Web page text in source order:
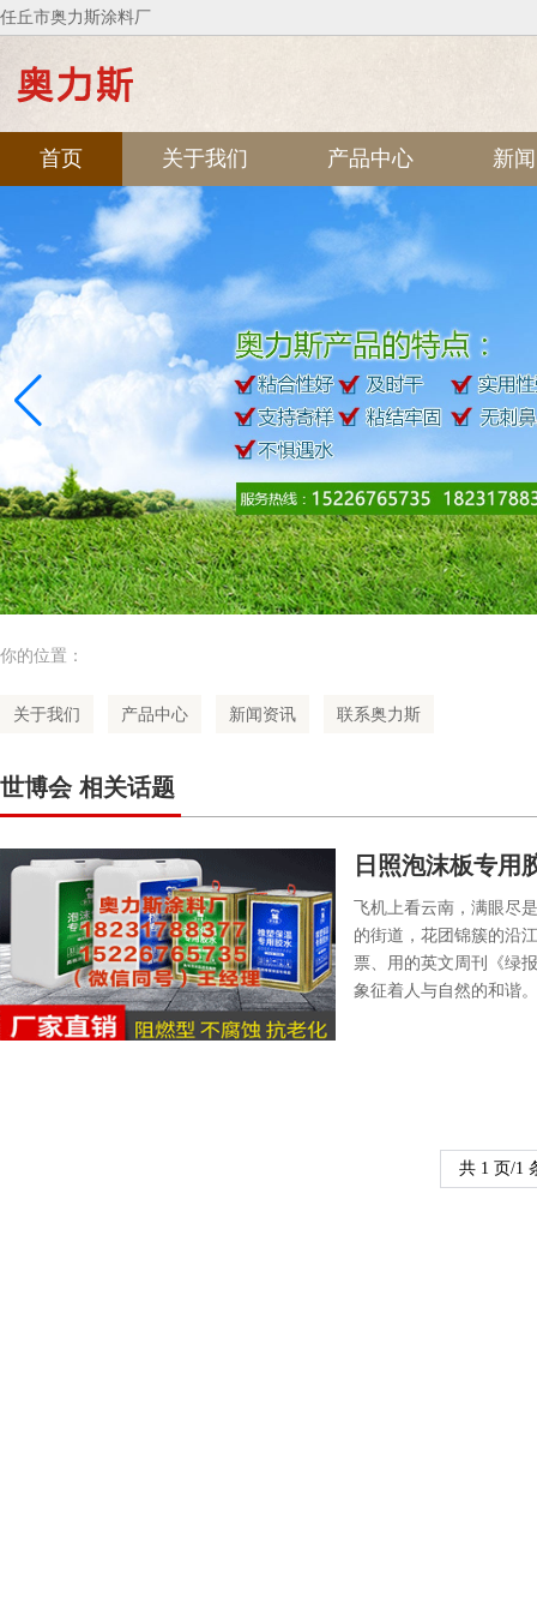
任丘市奥力斯涂料厂
首页 关于我们 产品中心 新
你的位置：
关于我们 产品中心 新闻资讯 联系奥力斯
世博会 相关话题
日照泡沫板专用
飞机上看云南，满眼尽
的街道，花团锦簇的沿
票、用的英文周刊《绿
象征着人与自然的和谐
共 1 页/1